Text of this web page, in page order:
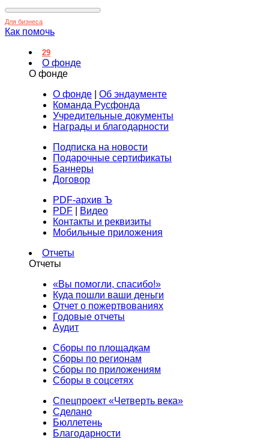
Для бизнеса
Как помочь
29
О фонде
О фонде
О фонде
Об эндаументе
Команда Русфонда
Учредительные документы
Награды и благодарности
Подписка на новости
Подарочные сертификаты
Баннеры
Договор
PDF-архив Ъ
PDF
Видео
Контакты и реквизиты
Мобильные приложения
Отчеты
Отчеты
«Вы помогли, спасибо!»
Куда пошли ваши деньги
Отчет о пожертвованиях
Годовые отчеты
Аудит
Сборы по площадкам
Сборы по регионам
Сборы по приложениям
Сборы в соцсетях
Спецпроект «Четверть века»
Сделано
Бюллетень
Благодарности